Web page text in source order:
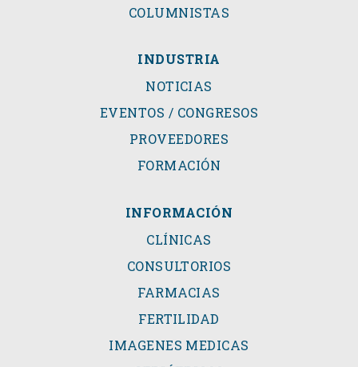
COLUMNISTAS
INDUSTRIA
NOTICIAS
EVENTOS / CONGRESOS
PROVEEDORES
FORMACIÓN
INFORMACIÓN
CLÍNICAS
CONSULTORIOS
FARMACIAS
FERTILIDAD
IMAGENES MEDICAS